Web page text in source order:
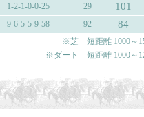
1-2-1-0-0-25 29 101
9-6-5-5-9-58 92 84
※芝 短距離 1000～
※ダート 短距離 1000～